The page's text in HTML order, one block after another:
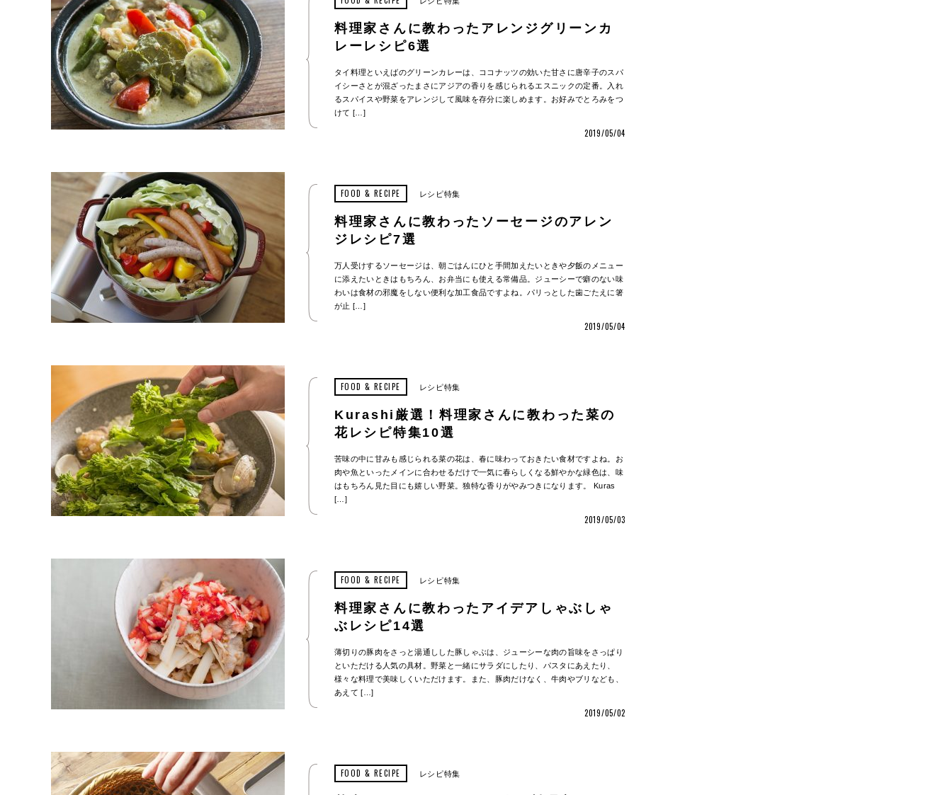
料理家さんに教わったアレンジグリーンカ
レーレシピ6選
タイ料理といえばのグリーンカレーは、ココナッツの効いた甘さに唐辛子のスパ
イシーさとが混ざったまさにアジアの香りを感じられるエスニックの定番。入れ
るスパイスや野菜をアレンジして風味を存分に楽しめます。お好みでとろみをつ
けて […]
2019/05/04
FOOD & RECIPE レシピ特集
料理家さんに教わったソーセージのアレン
ジレシピ7選
万人受けするソーセージは、朝ごはんにひと手間加えたいときや夕飯のメニュー
に添えたいときはもちろん、お弁当にも使える常備品。ジューシーで癖のない味
わいは食材の邪魔をしない便利な加工食品ですよね。パリっとした歯ごたえに箸
が止 […]
2019/05/04
FOOD & RECIPE レシピ特集
Kurashi厳選！料理家さんに教わった菜の
花レシピ特集10選
苦味の中に甘みも感じられる菜の花は、春に味わっておきたい食材ですよね。お
肉や魚といったメインに合わせるだけで一気に春らしくなる鮮やかな緑色は、味
はもちろん見た目にも嬉しい野菜。独特な香りがやみつきになります。 Kuras
[…]
2019/05/03
FOOD & RECIPE レシピ特集
料理家さんに教わったアイデアしゃぶしゃ
ぶレシピ14選
薄切りの豚肉をさっと湯通しした豚しゃぶは、ジューシーな肉の旨味をさっぱり
といただける人気の具材。野菜と一緒にサラダにしたり、パスタにあえたり、
様々な料理で美味しくいただけます。また、豚肉だけなく、牛肉やブリなども、
あえて […]
2019/05/02
FOOD & RECIPE レシピ特集